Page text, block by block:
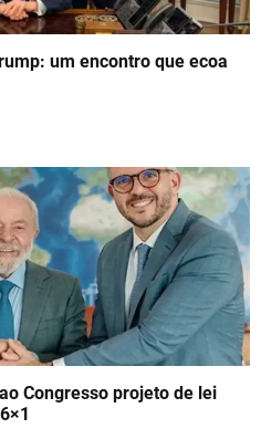
um encontro que ecoa
Congresso projeto de lei